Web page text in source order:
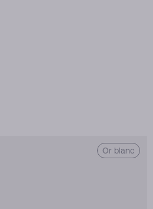
Or blanc